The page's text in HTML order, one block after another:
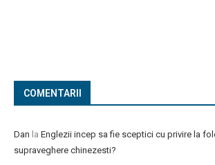
COMENTARII
Dan la Englezii incep sa fie sceptici cu privire la
supraveghere chinezesti?